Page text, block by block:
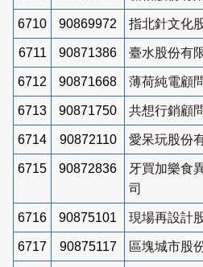
6710 90869972 指北針文化
6711 90871386 臺水股份有
6712 90871668 薄荷純電顧
6713 90871750 共想行銷顧
6714 90872110 愛呆玩股份
6715 90872836
牙買加樂食
司
6716 90875101 現場再設計
6717 90875117 區塊城市股